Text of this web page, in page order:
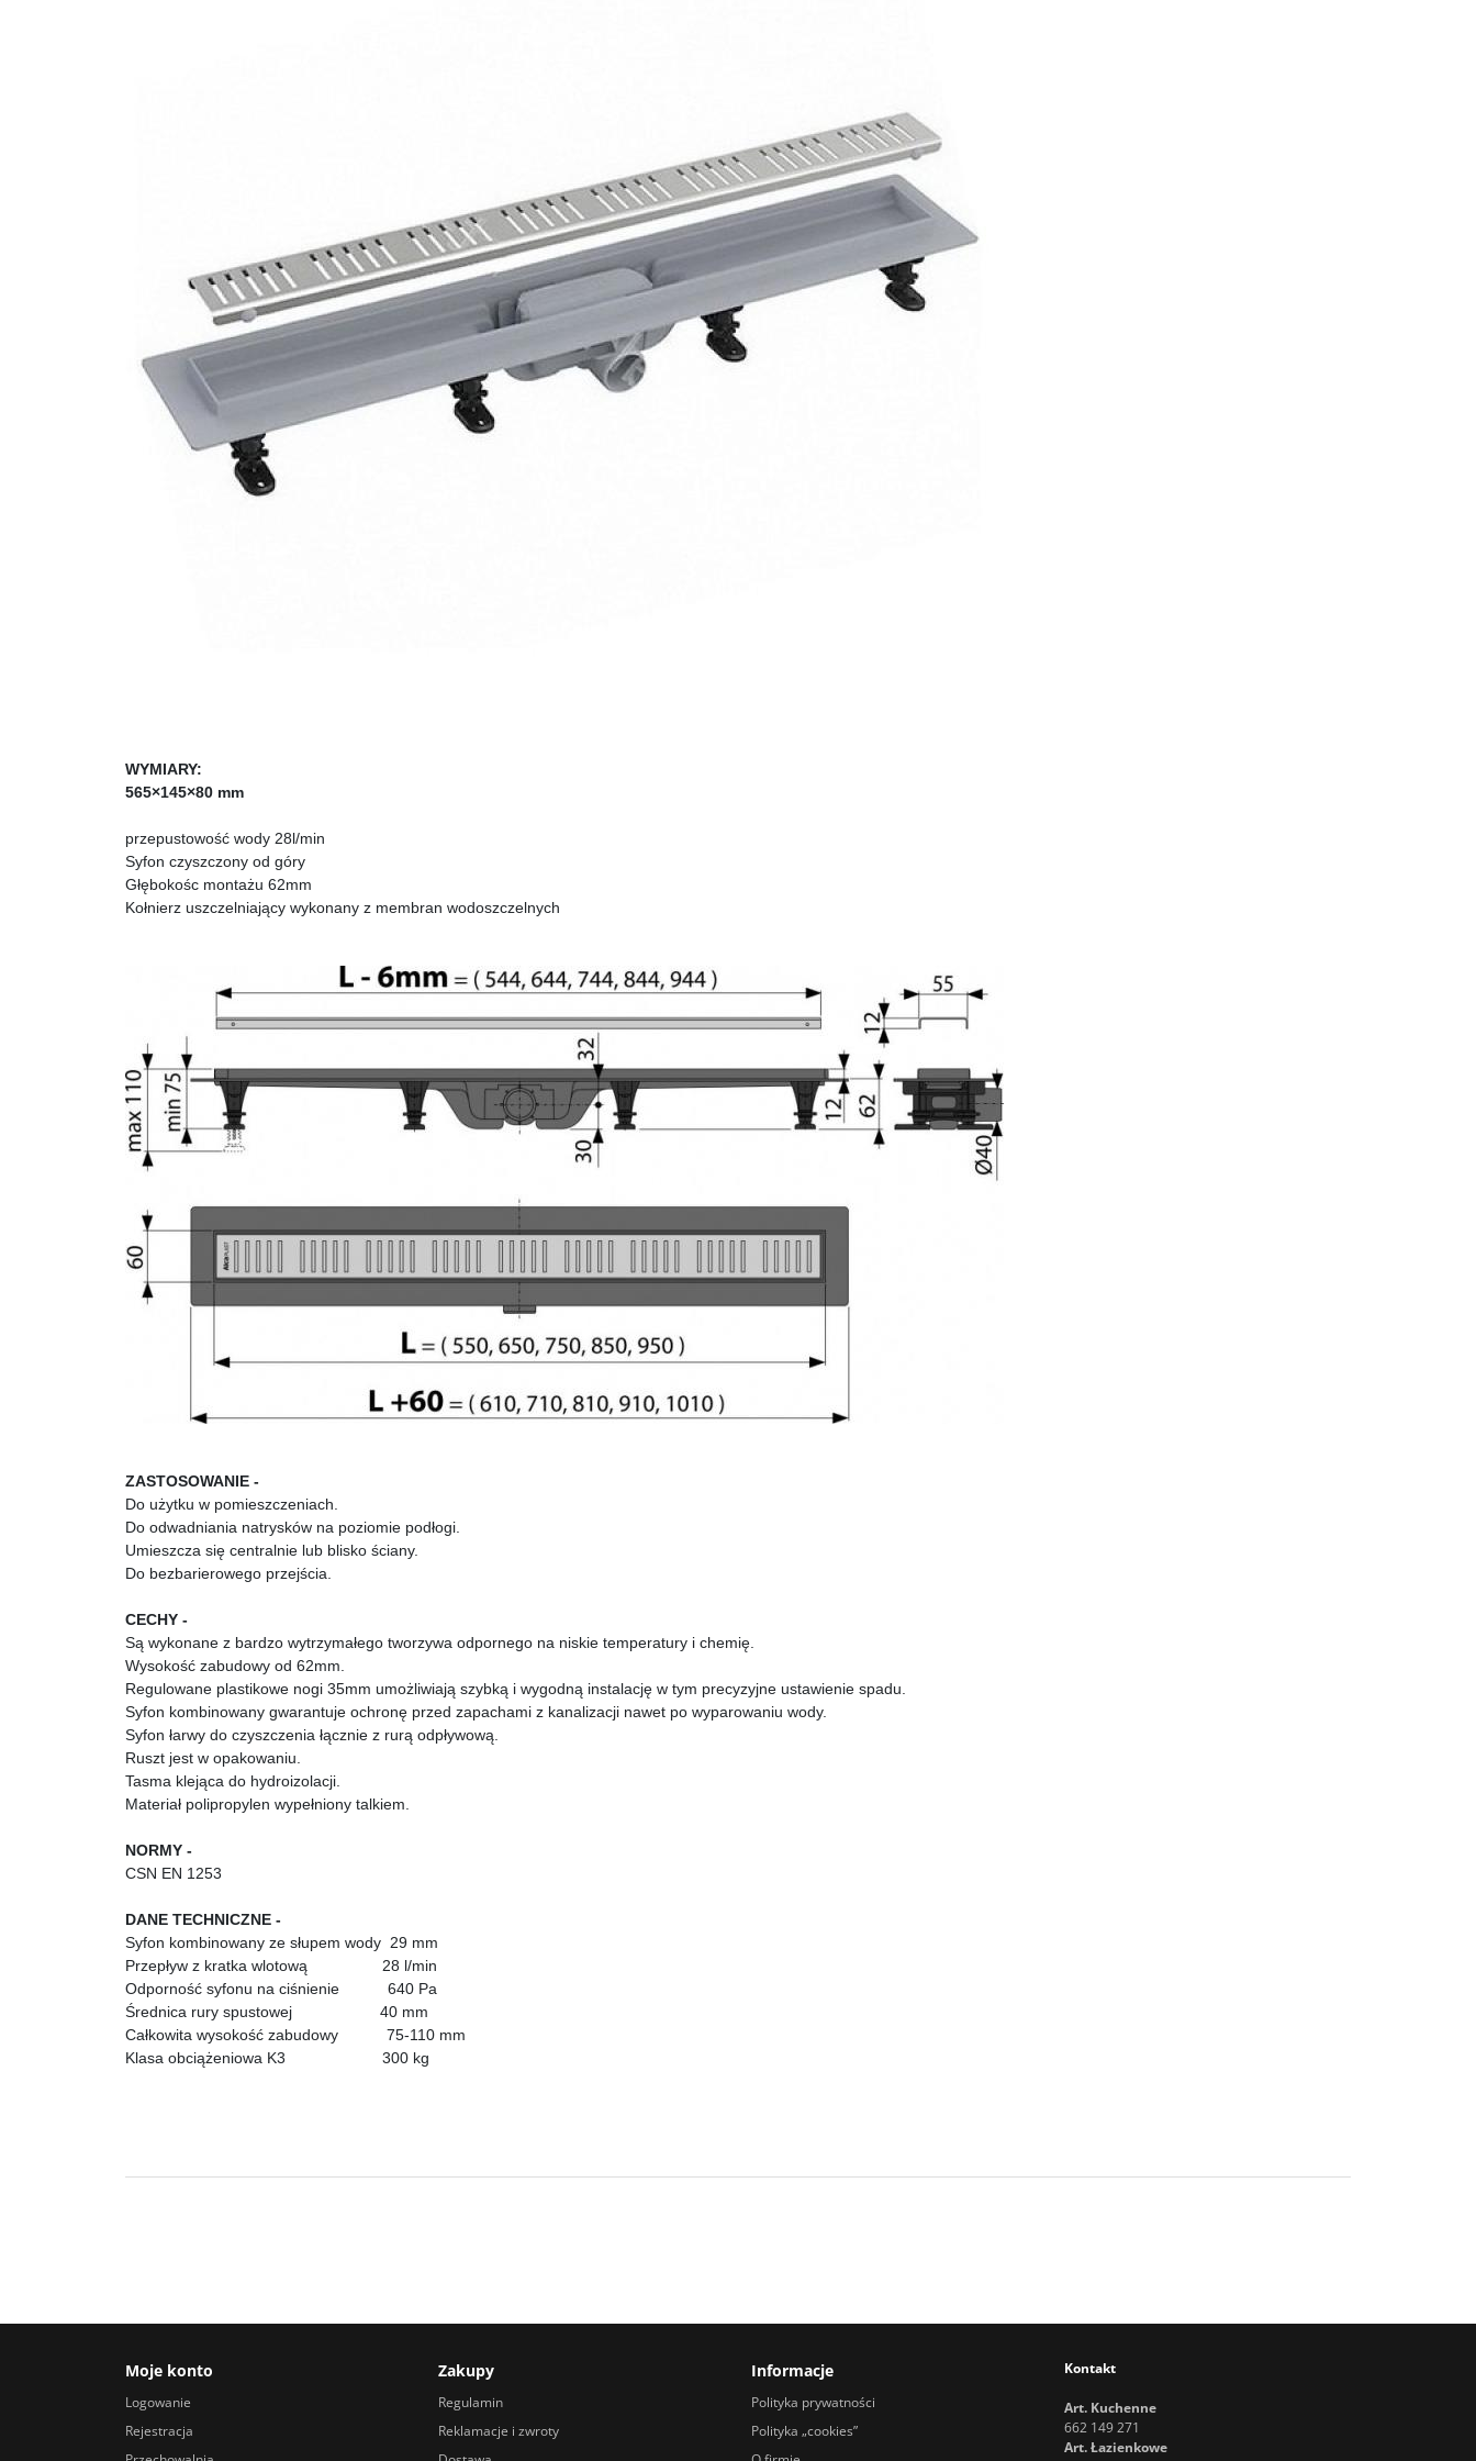
WYMIARY:
565×145×80 mm
przepustowość wody 28l/min
Syfon czyszczony od góry
Głębokośc montażu 62mm
Kołnierz uszczelniający wykonany z membran wodoszczelnych
ZASTOSOWANIE -
Do użytku w pomieszczeniach.
Do odwadniania natrysków na poziomie podłogi.
Umieszcza się centralnie lub blisko ściany.
Do bezbarierowego przejścia.
CECHY -
Są wykonane z bardzo wytrzymałego tworzywa odpornego na niskie temperatury i chemię.
Wysokość zabudowy od 62mm.
Regulowane plastikowe nogi 35mm umożliwiają szybką i wygodną instalację w tym precyzyjne ustawienie spadu.
Syfon kombinowany gwarantuje ochronę przed zapachami z kanalizacji nawet po wyparowaniu wody.
Syfon łarwy do czyszczenia łącznie z rurą odpływową.
Ruszt jest w opakowaniu.
Tasma klejąca do hydroizolacji.
Materiał polipropylen wypełniony talkiem.
NORMY -
CSN EN 1253
DANE TECHNICZNE -
Syfon kombinowany ze słupem wody 29 mm
Przepływ z kratka wlotową 28 l/min
Odporność syfonu na ciśnienie 640 Pa
Średnica rury spustowej 40 mm
Całkowita wysokość zabudowy 75-110 mm
Klasa obciążeniowa K3 300 kg
Moje konto
Logowanie
Rejestracja
Zakupy
Regulamin
Reklamacje i zwroty
Informacje
Polityka prywatności
Polityka „cookies”
Kontakt
Art. Kuchenne
662 149 271
Art. Łazienkowe